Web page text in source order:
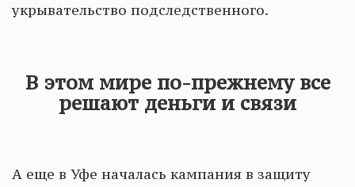
укрывательство подследственного.
В этом мире по-прежнему все
решают деньги и связи
А еще в Уфе началась кампания в защиту